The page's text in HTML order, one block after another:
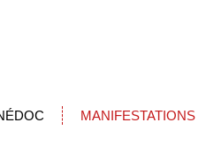
MANIFESTATIONS